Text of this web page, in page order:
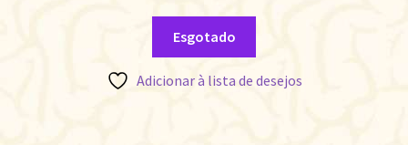
Esgotado
Adicionar à lista de desejos